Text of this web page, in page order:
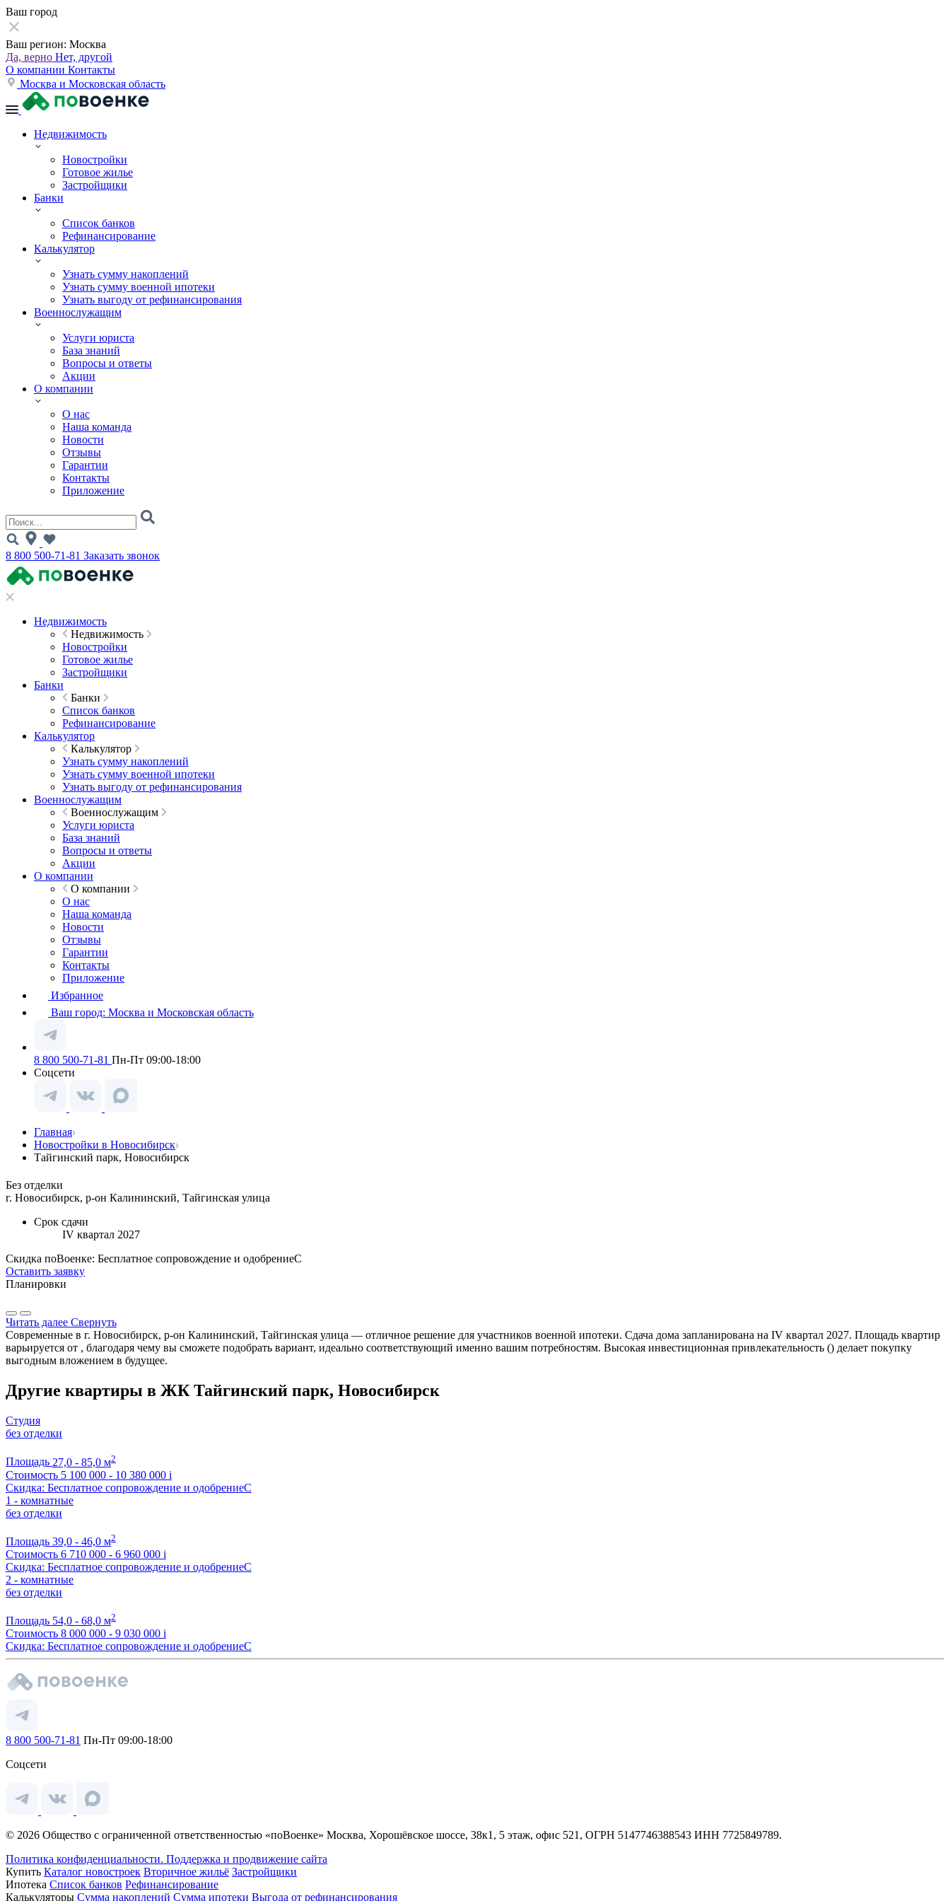
Ваш город
Ваш регион: Москва
Да, верно Нет, другой
О компании Контакты
Москва и Московская область
Недвижимость
Новостройки
Готовое жилье
Застройщики
Банки
Список банков
Рефинансирование
Калькулятор
Узнать сумму накоплений
Узнать сумму военной ипотеки
Узнать выгоду от рефинансирования
Военнослужащим
Услуги юриста
База знаний
Вопросы и ответы
Акции
О компании
О нас
Наша команда
Новости
Отзывы
Гарантии
Контакты
Приложение
8 800 500-71-81 Заказать звонок
Недвижимость
Недвижимость
Новостройки
Готовое жилье
Застройщики
Банки
Банки
Список банков
Рефинансирование
Калькулятор
Калькулятор
Узнать сумму накоплений
Узнать сумму военной ипотеки
Узнать выгоду от рефинансирования
Военнослужащим
Военнослужащим
Услуги юриста
База знаний
Вопросы и ответы
Акции
О компании
О компании
О нас
Наша команда
Новости
Отзывы
Гарантии
Контакты
Приложение
Избранное
Ваш город: Москва и Московская область
8 800 500-71-81 Пн-Пт 09:00-18:00
Соцсети
Главная
Новостройки в Новосибирск
Тайгинский парк, Новосибирск
Без отделки
г. Новосибирск, р-он Калининский, Тайгинская улица
Срок сдачи
IV квартал 2027
Скидка поВоенке: Бесплатное сопровождение и одобрениеС
Оставить заявку
Планировки
Читать далее Свернуть
Современные в г. Новосибирск, р-он Калининский, Тайгинская улица — отличное решение для участников военной ипотеки. Сдача дома запланирована на IV квартал 2027. Площадь квартир
варьируется от , благодаря чему вы сможете подобрать вариант, идеально соответствующий именно вашим потребностям. Высокая инвестиционная привлекательность () делает покупку
выгодным вложением в будущее.
Другие квартиры в ЖК Тайгинский парк, Новосибирск
Студия
без отделки
Площадь 27,0 - 85,0 м2
Стоимость 5 100 000 - 10 380 000 i
Скидка: Бесплатное сопровождение и одобрениеС
1 - комнатные
без отделки
Площадь 39,0 - 46,0 м2
Стоимость 6 710 000 - 6 960 000 i
Скидка: Бесплатное сопровождение и одобрениеС
2 - комнатные
без отделки
Площадь 54,0 - 68,0 м2
Стоимость 8 000 000 - 9 030 000 i
Скидка: Бесплатное сопровождение и одобрениеС
8 800 500-71-81 Пн-Пт 09:00-18:00
Соцсети
© 2026 Общество с ограниченной ответственностью «поВоенке» Москва, Хорошёвское шоссе, 38к1, 5 этаж, офис 521, ОГРН 5147746388543 ИНН 7725849789.
Политика конфиденциальности. Поддержка и продвижение сайта
Купить Каталог новостроек Вторичное жильё Застройщики
Ипотека Список банков Рефинансирование
Калькуляторы Сумма накоплений Сумма ипотеки Выгода от рефинансирования